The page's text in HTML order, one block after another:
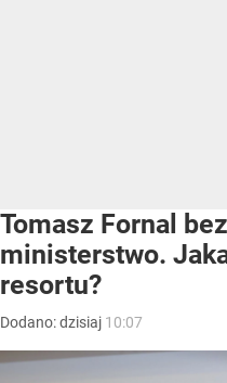
Tomasz Fornal
ministerstwo.
resortu?
Dodano:dzisiaj 10:07